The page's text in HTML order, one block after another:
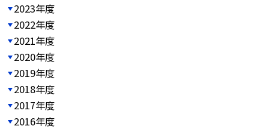
2023年度
2022年度
2021年度
2020年度
2019年度
2018年度
2017年度
2016年度